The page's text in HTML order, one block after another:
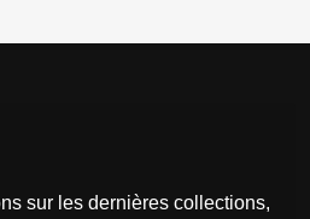
sur les dernières collections,